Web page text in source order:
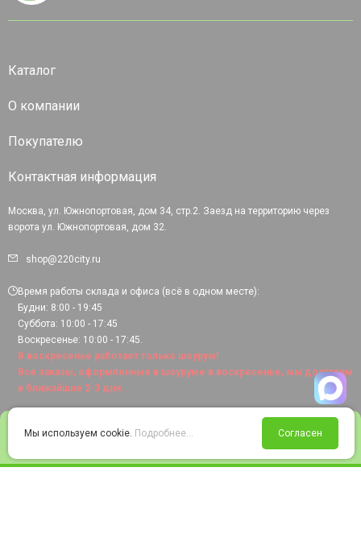
Войти Избранное Корзина
Каталог
О компании
Покупателю
Контактная информация
Москва, ул. Южнопортовая, дом 34, стр.2. Заезд на территорию через
ворота ул. Южнопортовая, дом 32.
shop@220city.ru
Время работы склада и офиса (всё в одном месте):
Будни: 8:00 - 19:45
Суббота: 10:00 - 17:45
Воскресенье: 10:00 - 17:45.
В воскресенье работает только шоурум!
Все заказы, оформленные в шоуруме в воскресенье, мы доставим
в ближайшие 2-3 дня.
Мы используем cookie. Подробнее... Согласен